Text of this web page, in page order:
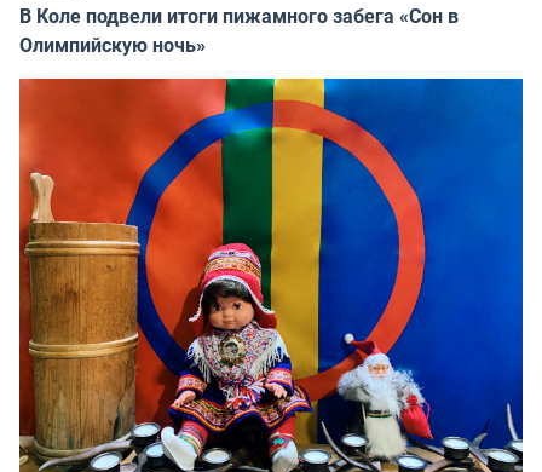
В Коле подвели итоги пижамного забега «Сон в
Олимпийскую ночь»